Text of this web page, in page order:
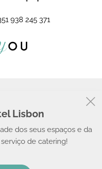
Lisbon
dos seus espaços e da
de catering!
938 245 371